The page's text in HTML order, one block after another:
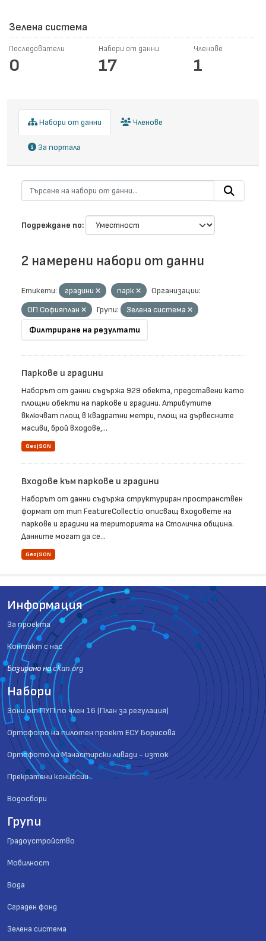
Зелена система
Последователи
0
Набори от данни
17
Членове
1
Набори от данни Членове
За портала
Подреждане по
2 намерени набори от данни
Етикети: градини парк
Организации:
ОП Софияплан
Групи:
Зелена система
Филтриране на резултати
Паркове и градини
Наборът от данни съдържа 929 обекта, представени като
площни обекти на паркове и градини. Атрибутите
включват площ в квадратни метри, площ на дървесните
масиви, брой входове,...
GeoJSON
Входове към паркове и градини
Наборът от данни съдържа структуриран пространствен
формат от тип FeatureCollectio описващ входовете на
паркове и градини на територията на Столична община.
Данните могат да се...
GeoJSON
Информация
За проекта
Контакт с нас
Базиранo наckan.org
Набори
Зони от ПУП по член 16 (План за регулация)
Ортофото на пилотен проект ЕСУ Борисова
Ортофото на Манастирски ливади - изток
Прекратени концесии
Водосбори
Групи
Градоустройство
Мобилност
Вода
Сграден фонд
Зелена система